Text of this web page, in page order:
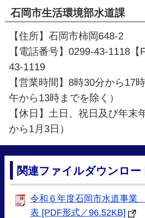
石岡市生活環境部水道課
【住所】石岡市柿岡648-2
【電話番号】0299-43-1118【
43-1119
【営業時間】8時30分から17
午から13時までを除く）
【休日】土日、祝日及び年末
から1月3日）
関連ファイルダウンロー
令和６年度石岡市水道事業
表 [PDF形式／96.52KB]